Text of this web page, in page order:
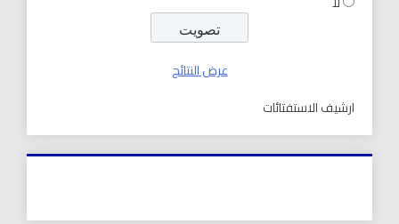
عرض النتائج
ارشيف الاستفتائات